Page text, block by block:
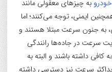
خودرو به چیزهای معقولی مانند
ایمنی، توجه می‌کنند؛ اما
به جنون سرعت مبتلا هستند و
سرعت در جاده‌ها رانندگی
کافی داشته باشند و البته به